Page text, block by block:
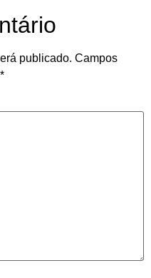
publicado. Campos
*